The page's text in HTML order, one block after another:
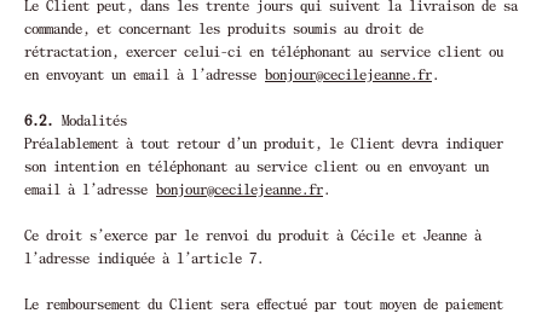
Le Client peut, dans les trente jours qui suivent la livraison de sa
commande, et concernant les produits soumis au droit de
rétractation, exercer celui-ci en téléphonant au service client ou
en envoyant un email à l’adresse bonjour@cecilejeanne.fr
6.2.
Modalités
Préalablement à tout retour d’un produit, le Client devra indiquer
son intention en téléphonant au service client ou en envoyant un
email à l’adresse bonjour@cecilejeanne.fr
Ce droit s’exerce par le renvoi du produit à Cécile et Jeanne à
l’adresse indiquée à l’article 7.
Le remboursement du Client sera effectué par tout moyen de paiement